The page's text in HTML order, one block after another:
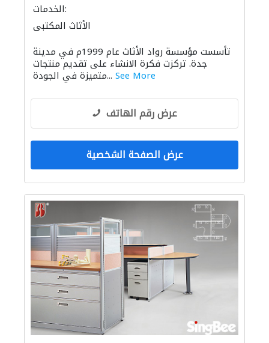
الخدمات:
الأثاث المكتبي
تأسست مؤسسة رواد الأثاث عام 1999م في مدينة
جدة. تركزت فكرة الانشاء على تقديم منتجات
متميزة في الجودة... See More
عرض رقم الهاتف
عرض الصفحة الشخصية